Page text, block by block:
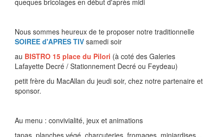
queques bricolages en début d'après midi
Nous sommes heureux de te proposer notre traditionnelle
SOIREE d'APRES TIV samedi soir
au BISTRO 15 place du Pilori (à coté des Galeries
Lafayette Decré / Stationnement Decré ou Feydeau)
petit frère du MacAllan du jeudi soir, chez notre partenaire et
sponsor.
Au menu : convivialité, jeux et animations